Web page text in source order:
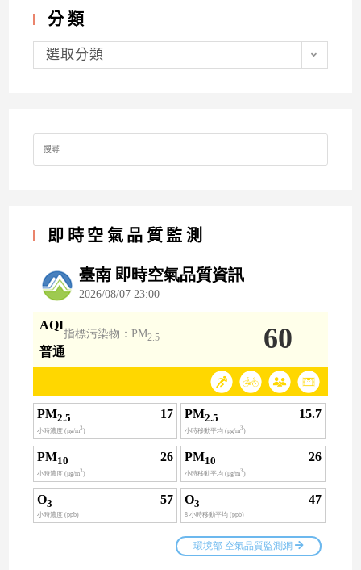
分類
分
類選取分類
Search
for:
即時空氣品質監測